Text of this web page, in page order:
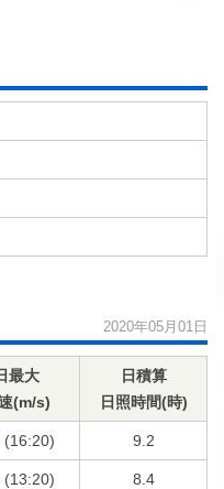
2020年05月01日
最大
(m/s)
日積算
日照時間(時)
(16:20) 9.2
(13:20) 8.4